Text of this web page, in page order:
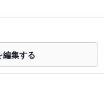
編集する